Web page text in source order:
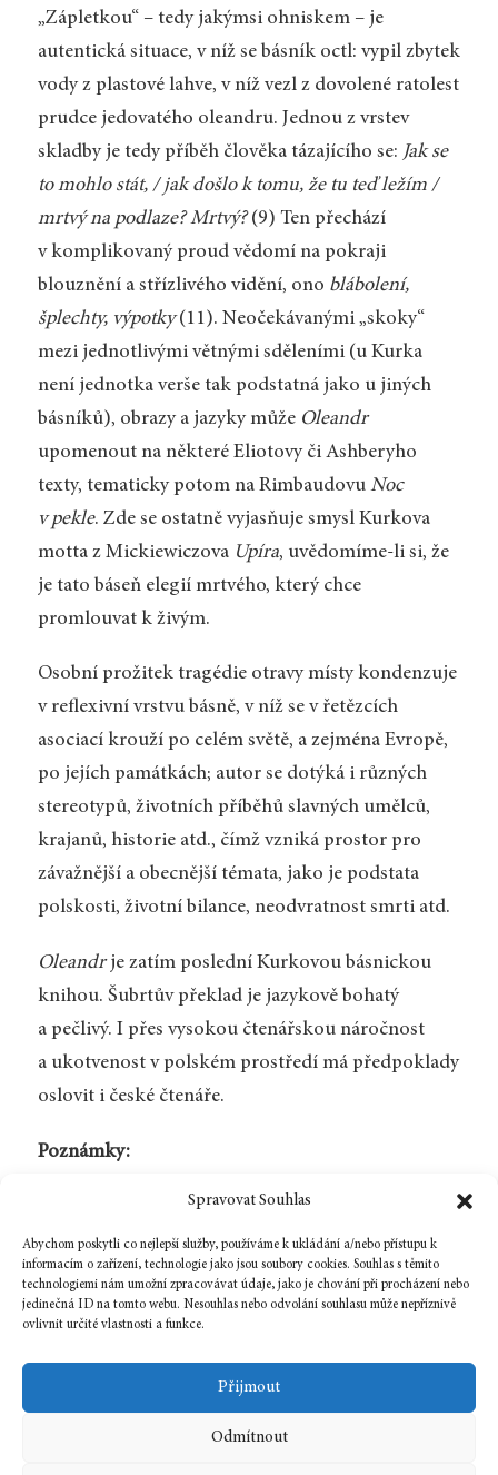
Spravovat Souhlas
Abychom poskytli co nejlepší služby, používáme k ukládání a/nebo přístupu k
informacím o zařízení, technologie jako jsou soubory cookies. Souhlas s těmito
technologiemi nám umožní zpracovávat údaje, jako je chování při procházení nebo
jedinečná ID na tomto webu. Nesouhlas nebo odvolání souhlasu může nepříznivě
ovlivnit určité vlastnosti a funkce.
Přijmout
Odmítnout
„Zápletkou“ – tedy jakýmsi ohniskem – je
autentická situace, v níž se básník octl: vypil zbytek
vody z plastové lahve, v níž vezl z dovolené ratolest
prudce jedovatého oleandru. Jednou z vrstev
skladby je tedy příběh člověka tázajícího se: Jak se
to mohlo stát, / jak došlo k tomu, že tu teď ležím /
mrtvý na podlaze? Mrtvý?(9) Ten přechází
v komplikovaný proud vědomí na pokraji
blouznění a střízlivého vidění, ono blábolení,
šplechty, výpotky(11). Neočekávanými „skoky“
mezi jednotlivými větnými sděleními (u Kurka
není jednotka verše tak podstatná jako u jiných
básníků), obrazy a jazyky může Oleandr
upomenout na některé Eliotovy či Ashberyho
texty, tematicky potom na Rimbaudovu Noc
v pekle. Zde se ostatně vyjasňuje smysl Kurkova
motta z Mickiewiczova Upíra, uvědomíme-li si, že
je tato báseň elegií mrtvého, který chce
promlouvat k živým.
Osobní prožitek tragédie otravy místy kondenzuje
v reflexivní vrstvu básně, v níž se v řetězcích
asociací krouží po celém světě, a zejména Evropě,
po jejích památkách; autor se dotýká i různých
stereotypů, životních příběhů slavných umělců,
krajanů, historie atd., čímž vzniká prostor pro
závažnější a obecnější témata, jako je podstata
polskosti, životní bilance, neodvratnost smrti atd.
Oleandrje zatím poslední Kurkovou básnickou
knihou. Šubrtův překlad je jazykově bohatý
a pečlivý. I přes vysokou čtenářskou náročnost
a ukotvenost v polském prostředí má předpoklady
oslovit i české čtenáře.
Poznámky:
Republika snů. Přel. Otakar
Bartoš et al. Praha: Odeon 1988. 9–10.[Zpět]